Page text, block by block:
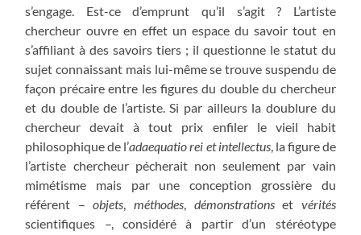
s’engage. Est-ce d’emprunt qu’il s’agit ? L’artiste
chercheur ouvre en effet un espace du savoir tout en
s’affiliant à des savoirs tiers ; il questionne le statut du
sujet connaissant mais lui-même se trouve suspendu de
façon précaire entre les figures du double du chercheur
et du double de l’artiste. Si par ailleurs la doublure du
chercheur devait à tout prix enfiler le vieil habit
philosophique de l’adaequatio rei et intellectus, la figure de
l’artiste chercheur pécherait non seulement par vain
mimétisme mais par une conception grossière du
référent –objets méthodes démonstrationset vérités
scientifiques –, considéré à partir d’un stéréotype